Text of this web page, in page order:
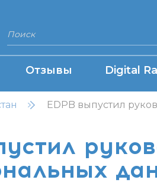
Отзывы Digital
EDPB выпустил